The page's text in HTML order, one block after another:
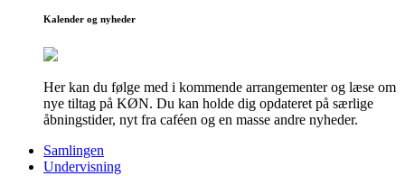
Kalender og nyheder
Her kan du følge med i kommende arrangementer og læse om
nye tiltag på KØN. Du kan holde dig opdateret på særlige
åbningstider, nyt fra caféen og en masse andre nyheder.
Samlingen
Undervisning